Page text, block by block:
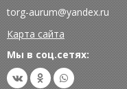
torg-aurum@yandex.ru
Карта сайта
Мы в соц.сетях: